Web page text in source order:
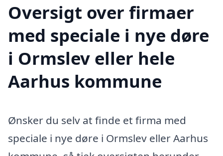
Oversigt over firmaer
med speciale i nye døre
i Ormslev eller hele
Aarhus kommune
Ønsker du selv at finde et firma med
speciale i nye døre i Ormslev eller Aarhus